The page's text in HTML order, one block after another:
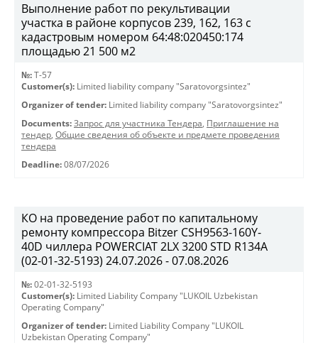
Выполнение работ по рекультивации
участка в районе корпусов 239, 162, 163 с
кадастровым номером 64:48:020450:174
площадью 21 500 м2
№: T-57
Customer(s): Limited liability company "Saratovorgsintez"
Organizer of tender: Limited liability company "Saratovorgsintez"
Documents: Запрос для участника Тендера, Приглашение на
тендер, Общие сведения об объекте и предмете проведения
тендера
Deadline: 08/07/2026
КО на проведение работ по капитальному
ремонту компрессора Bitzer CSH9563-160Y-
40D чиллера POWERCIAT 2LX 3200 STD R134A
(02-01-32-5193) 24.07.2026 - 07.08.2026
№: 02-01-32-5193
Customer(s): Limited Liability Company "LUKOIL Uzbekistan
Operating Company"
Organizer of tender: Limited Liability Company "LUKOIL
Uzbekistan Operating Company"